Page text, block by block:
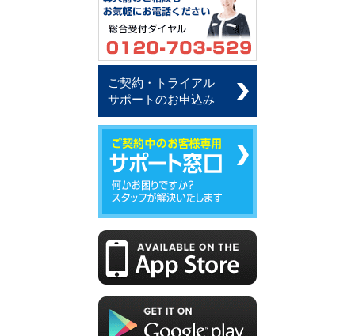
ご契約・トライアル
サポートのお申込み